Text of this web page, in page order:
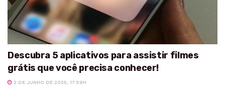
Descubra 5 aplicativos para assistir filmes
grátis que você precisa conhecer!
3 DE JUNHO DE 2025, 17:59H